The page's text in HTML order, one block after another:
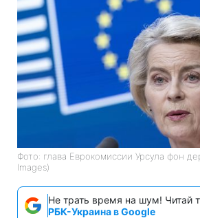
Фото: глава Еврокомиссии Урсула фон
Images)
Не трать время на шум! Читай
РБК-Украина в Google